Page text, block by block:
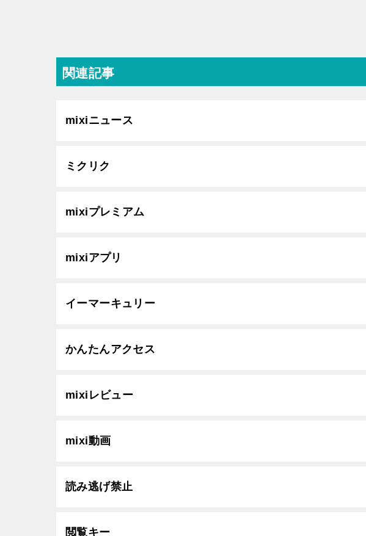
関連記事
mixiニュース
ミクリク
mixiプレミアム
mixiアプリ
イーマーキュリー
かんたんアクセス
mixiレビュー
mixi動画
読み逃げ禁止
閲覧キー